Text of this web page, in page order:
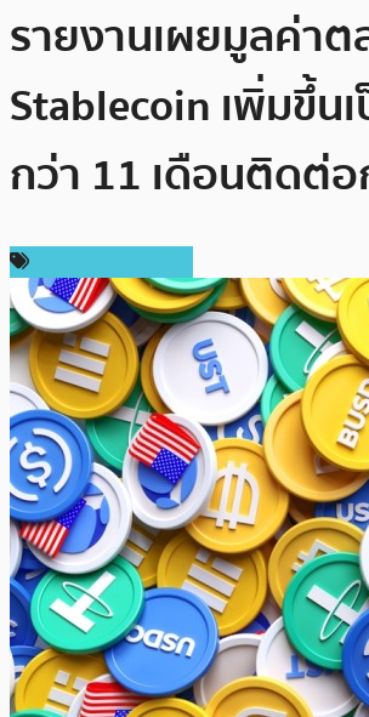
รายงานเผยมูลค่า
Stablecoin เพิ่มขึ้นเ
กว่า 11 เดือนติดต่